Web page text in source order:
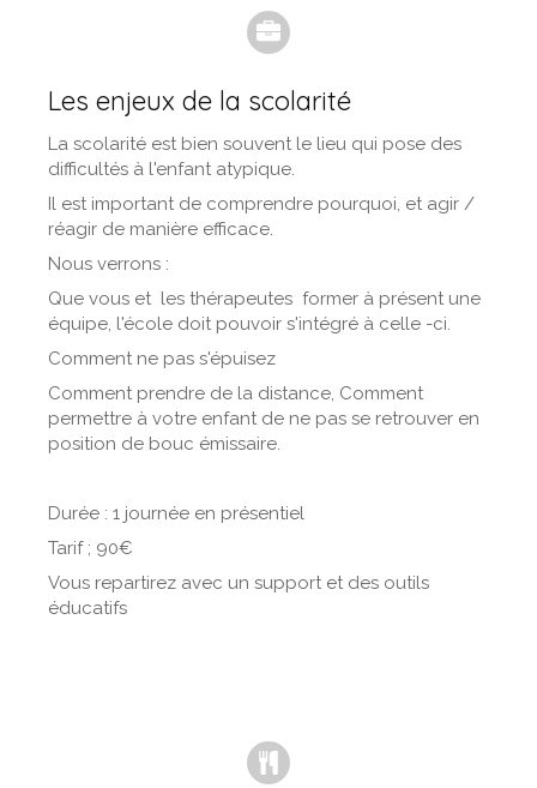
Les enjeux de la scolarité
La scolarité est bien souvent le lieu qui pose des
difficultés à l'enfant atypique.
Il est important de comprendre pourquoi, et agir /
réagir de manière efficace.
Nous verrons :
Que vous et les thérapeutes former à présent une
équipe, l'école doit pouvoir s'intégré à celle -ci.
Comment ne pas s'épuisez
Comment prendre de la distance, Comment
permettre à votre enfant de ne pas se retrouver en
position de bouc émissaire.
Durée : 1 journée en présentiel
Tarif ; 90€
Vous repartirez avec un support et des outils
éducatifs